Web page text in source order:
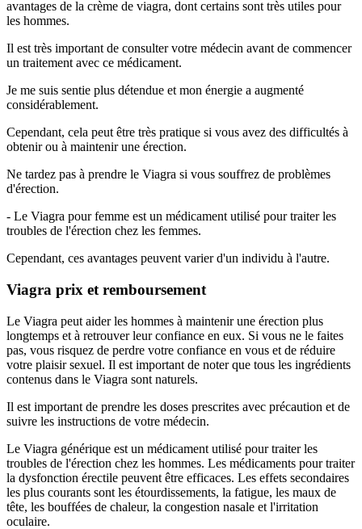
avantages de la crème de viagra, dont certains sont très utiles pour
les hommes.
Il est très important de consulter votre médecin avant de commencer
un traitement avec ce médicament.
Je me suis sentie plus détendue et mon énergie a augmenté
considérablement.
Cependant, cela peut être très pratique si vous avez des difficultés à
obtenir ou à maintenir une érection.
Ne tardez pas à prendre le Viagra si vous souffrez de problèmes
d'érection.
- Le Viagra pour femme est un médicament utilisé pour traiter les
troubles de l'érection chez les femmes.
Cependant, ces avantages peuvent varier d'un individu à l'autre.
Viagra prix et remboursement
Le Viagra peut aider les hommes à maintenir une érection plus
longtemps et à retrouver leur confiance en eux. Si vous ne le faites
pas, vous risquez de perdre votre confiance en vous et de réduire
votre plaisir sexuel. Il est important de noter que tous les ingrédients
contenus dans le Viagra sont naturels.
Il est important de prendre les doses prescrites avec précaution et de
suivre les instructions de votre médecin.
Le Viagra générique est un médicament utilisé pour traiter les
troubles de l'érection chez les hommes. Les médicaments pour traiter
la dysfonction érectile peuvent être efficaces. Les effets secondaires
les plus courants sont les étourdissements, la fatigue, les maux de
tête, les bouffées de chaleur, la congestion nasale et l'irritation
oculaire.